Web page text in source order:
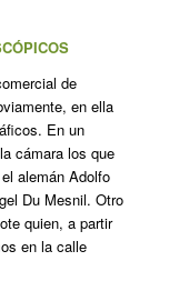
de
en ella
En un
cámara los que
alemán Adolfo
Du Mesnil. Otro
quien, a partir
en la calle